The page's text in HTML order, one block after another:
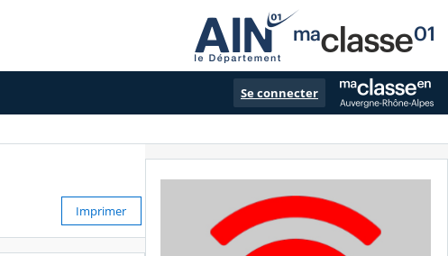
Se connecter
Imprimer